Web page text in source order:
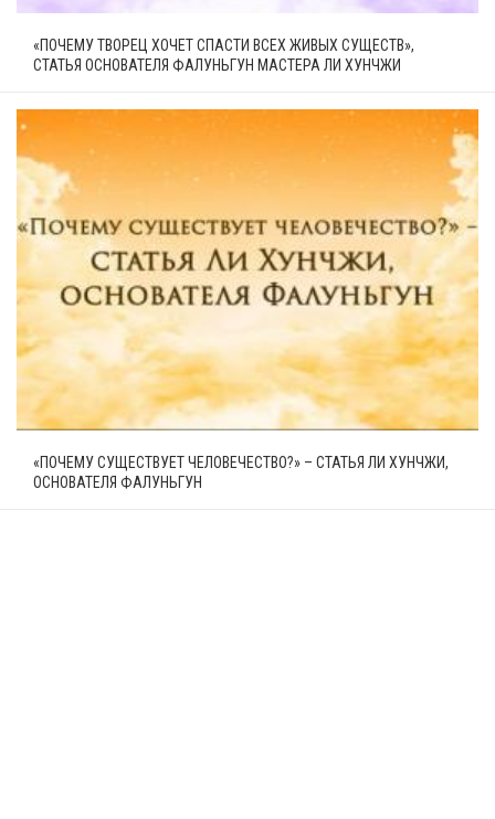
«ПОЧЕМУ ТВОРЕЦ ХОЧЕТ СПАСТИ ВСЕХ ЖИВЫХ СУЩЕСТВ»,
СТАТЬЯ ОСНОВАТЕЛЯ ФАЛУНЬГУН МАСТЕРА ЛИ ХУНЧЖИ
«ПОЧЕМУ СУЩЕСТВУЕТ ЧЕЛОВЕЧЕСТВО?» – СТАТЬЯ ЛИ ХУНЧЖИ,
ОСНОВАТЕЛЯ ФАЛУНЬГУН